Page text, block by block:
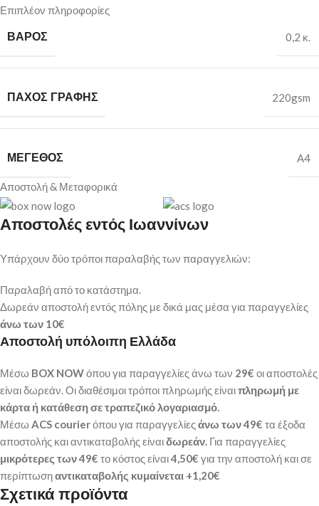
Επιπλέον πληροφορίες
ΒΆΡΟΣ 0,2 κ.
ΠΆΧΟΣ ΓΡΑΦΉΣ 220gsm
ΜΈΓΕΘΟΣ A4
Αποστολή & Μεταφορικά
Αποστολές εντός Ιωαννίνων
Υπάρχουν δύο τρόποι παραλαβής των παραγγελιών:
Παραλαβή από το κατάστημα.
Δωρεάν αποστολή εντός πόλης με δικά μας μέσα για παραγγελίες
άνω των 10€
Αποστολή υπόλοιπη Ελλάδα
Μέσω BOX NOWόπου για παραγγελίες άνω των 29€ οι αποστολές
είναι δωρεάν. Οι διαθέσιμοι τρόποι πληρωμής είναιπληρωμή με
κάρτα ή κατάθεση σε τραπεζικό λογαριασμό.
Μέσω ACS courierόπου για παραγγελίεςάνω των 49€ τα έξοδα
αποστολής και αντικαταβολής είναιδωρεάν. Για παραγγελίες
μικρότερες των 49€ το κόστος είναι4,50€ για την αποστολή και σε
περίπτωσηαντικαταβολής κυμαίνεται +1,20€
Σχετικά προϊόντα